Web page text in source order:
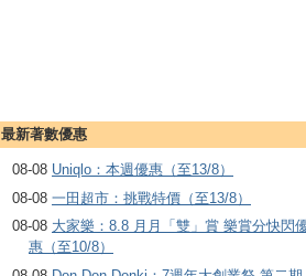
最新著數優惠
08-08 Uniqlo：本週優惠（至13/8）
08-08 一田超市：挑戰特價（至13/8）
08-08 大家樂：8.8 月月「雙」賞 樂賞分快閃
惠（至10/8）